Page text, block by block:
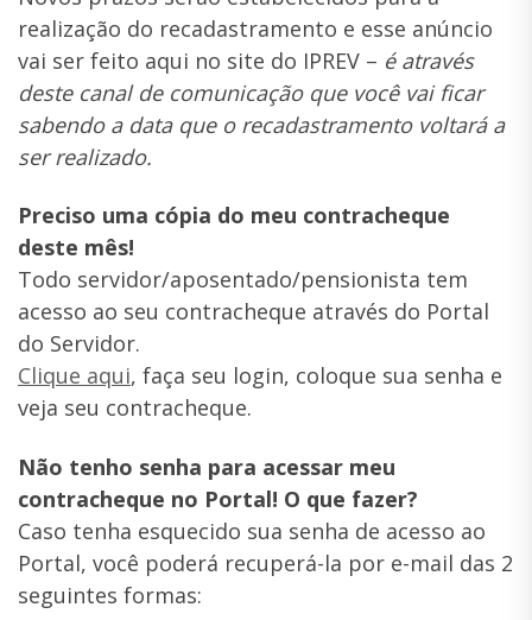
realização do recadastramento e esse anúncio
vai ser feito aqui no site do IPREV – é através
deste canal de comunicação que você vai ficar
sabendo a data que o recadastramento voltará a
ser realizado.
Preciso uma cópia do meu contracheque
deste mês!
Todo servidor/aposentado/pensionista tem
acesso ao seu contracheque através do Portal
do Servidor.
Clique aqui, faça seu login, coloque sua senha e
veja seu contracheque.
Não tenho senha para acessar meu
contracheque no Portal! O que fazer?
Caso tenha esquecido sua senha de acesso ao
Portal, você poderá recuperá-la por e-mail das 2
seguintes formas: